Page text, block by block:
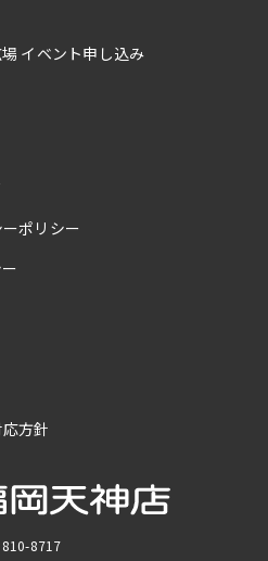
イベント申し込み
ポリシー
方針
810-8717